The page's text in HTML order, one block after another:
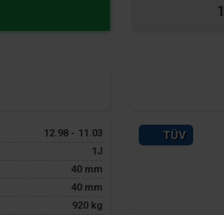
12.98 - 11.03
1J
40 mm
40 mm
920 kg
TÜV